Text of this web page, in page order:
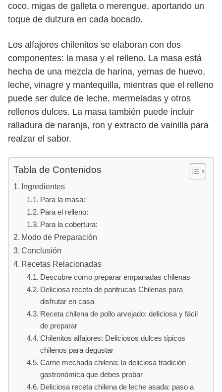
coco, migas de galleta o merengue, aportando un
toque de dulzura en cada bocado.
Los alfajores chilenitos se elaboran con dos
componentes: la masa y el relleno. La masa está
hecha de una mezcla de harina, yemas de huevo,
leche, vinagre y mantequilla, mientras que el relleno
puede ser dulce de leche, mermeladas y otros
rellenos dulces. La masa también puede incluir
ralladura de naranja, ron y extracto de vainilla para
realzar el sabor.
Tabla de Contenidos
Ingredientes
Para la masa:
Para el relleno:
Para la cobertura:
Modo de Preparación
Conclusión
Recetas Relacionadas
Descubre como preparar empanadas chilenas
Deliciosa receta de pantrucas Chilenas para
disfrutar en casa
Receta chilena de pollo arvejado: deliciosa y fácil
de preparar
Chilenitos alfajores: Deliciosos dulces típicos
chilenos para degustar
Carne mechada chilena: la deliciosa tradición
gastronómica que debes probar
Deliciosa receta chilena de leche asada: paso a